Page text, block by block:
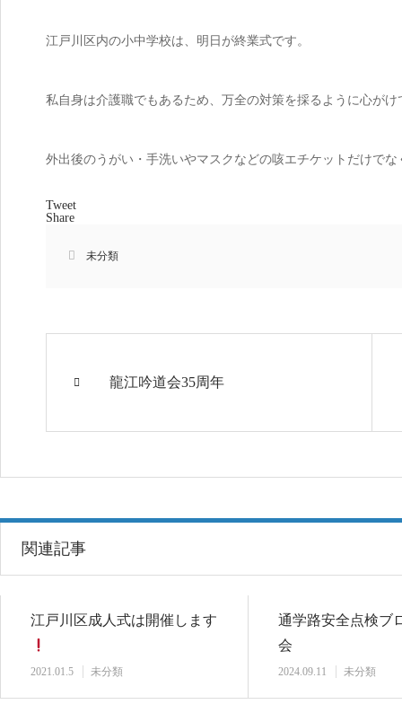
江戸川区内の小中学校は、明日が終業式です。
私自身は介護職でもあるため、万全の対策を採るように心が
外出後のうがい・手洗いやマスクなどの咳エチケットだけで
Tweet
Share
未分類
龍江吟道会35周年
関連記事
江戸川区成人式は開催します
2021.01.5 未分類
通学路安全点検ブ
会
2024.09.11 未分類